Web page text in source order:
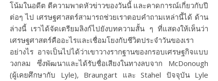
โน้มในอดีต ตีความพาดหัวข่าวของวันนี้ และคาดการณ์เกี่ยวกับปี
ต่อๆ ไป เศรษฐศาสตร์สามารถช่วยเราตอบคำถามเหล่านี้ได้ ด้าน
ล่างนี้ เราได้จัดเตรียมลิงก์ไปยังบทความสั้น ๆ ที่แสดงให้เห็นว่า
เศรษฐศาสตร์คืออะไรและเชื่อมโยงกับชีวิตประจำวันของเรา
อย่างไร อาจเป็นไปได้ว่าเขาวางรากฐานของกรอบเศรษฐกิจแบบ
วงกลม ซึ่งพัฒนาและได้รับชื่อเสียงในทางลบจาก McDonough
(ผู้เคยศึกษากับ Lyle), Braungart และ Stahel ปัจจุบัน Lyle